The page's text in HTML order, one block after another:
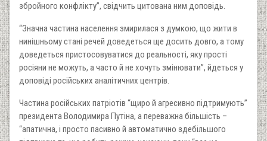
збройного конфлікту”, свідчить цитована ним доповідь.
“Значна частина населення змирилася з думкою, що жити в
нинішньому стані речей доведеться ще досить довго, а тому
доведеться пристосовуватися до реальності, яку прості
росіяни не можуть, а часто й не хочуть змінювати”, йдеться у
доповіді російських аналітичних центрів.
Частина російських патріотів “щиро й агресивно підтримують”
президента Володимира Путіна, а переважна більшість –
“апатична, і просто пасивно й автоматично здебільшого